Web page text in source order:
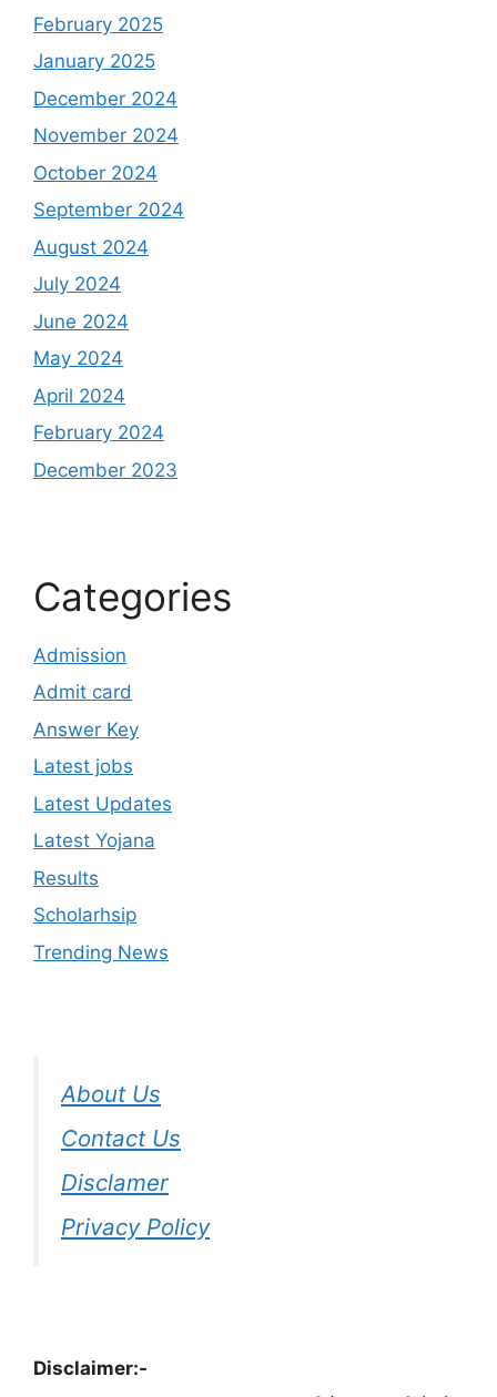
February 2025
January 2025
December 2024
November 2024
October 2024
September 2024
August 2024
July 2024
June 2024
May 2024
April 2024
February 2024
December 2023
Categories
Admission
Admit card
Answer Key
Latest jobs
Latest Updates
Latest Yojana
Results
Scholarhsip
Trending News
About Us
Contact Us
Disclamer
Privacy Policy
Disclaimer:-